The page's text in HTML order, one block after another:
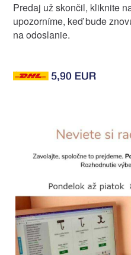
Predaj už skončil, kliknite
upozorníme, keď bude
na odoslanie.